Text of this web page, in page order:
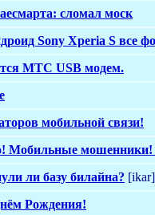
сломал моск
Sony Xperia S все
МТС USB модем.
мобильной связи!
Мобильные мошенники!
ли базу билайна? [ikar]
Рождения!